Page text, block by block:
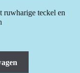
ruwharige teckel en